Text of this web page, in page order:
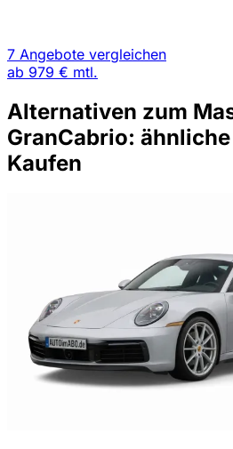
7 Angebote vergleichen
ab 979 € mtl.
Alternativen zum
GranCabrio:
Kaufen